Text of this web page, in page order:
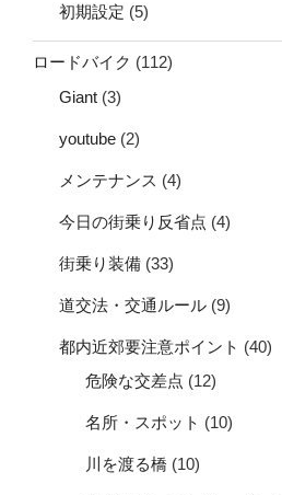
初期設定 (5)
ロードバイク (112)
Giant (3)
youtube (2)
メンテナンス (4)
今日の街乗り反省点 (4)
街乗り装備 (33)
道交法・交通ルール (9)
都内近郊要注意ポイント (40)
危険な交差点 (12)
名所・スポット (10)
川を渡る橋 (10)